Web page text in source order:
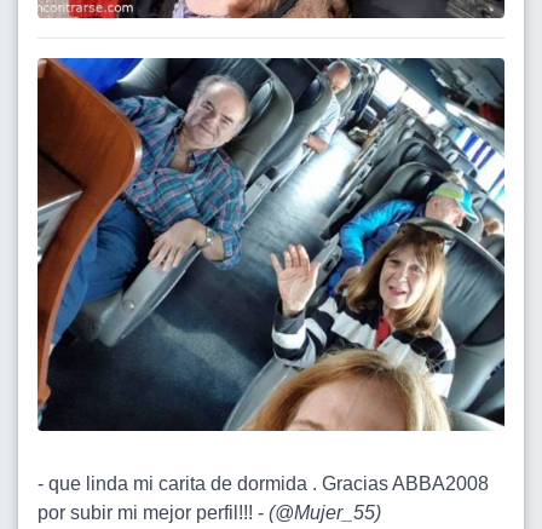
- que linda mi carita de dormida . Gracias ABBA2008
por subir mi mejor perfil!!! - (@Mujer_55)